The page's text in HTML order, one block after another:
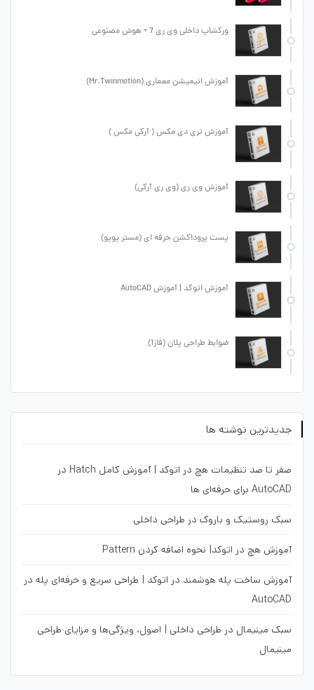
ورکشاپ داخلی وی ری 7 + هوش مصنوعی
آموزش انیمیشن معماری (Mr.Twinmotion)
آموزش تری دی مکس ( آرکی مکس )
آموزش وی ری (وی ری آرکی)
پست پروداکشن حرفه ای (مستر پوپو)
آموزش اتوکد | آموزش AutoCAD
ضوابط طراحی پلان (فاز1)
جدیدترین نوشته ها
صفر تا صد تنظیمات هچ در اتوکد | آموزش کامل Hatch در
AutoCAD برای حرفه‌ای ها
سبک روستیک و باروک در طراحی داخلی
آموزش هچ در اتوکد| نحوه اضافه کردن Pattern
آموزش ساخت پله هوشمند در اتوکد | طراحی سریع و حرفه‌ای پله در
AutoCAD
سبک مینیمال در طراحی داخلی | اصول، ویژگی‌ها و مزایای طراحی
مینیمال